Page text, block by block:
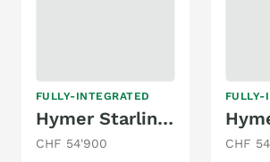
FULLY-INTEGRATED
Hymer Starline B 680
CHF 54'900
FULLY-
CHF